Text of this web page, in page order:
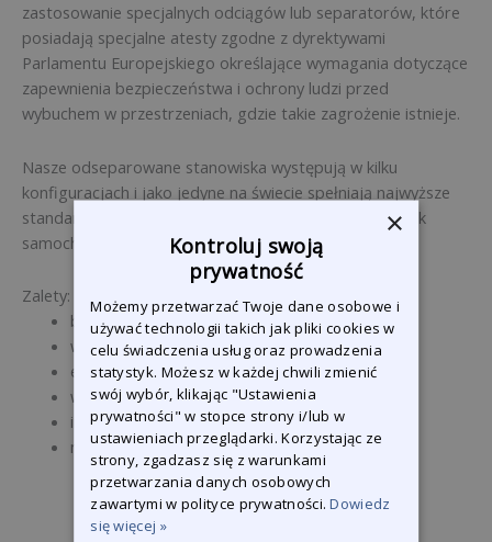
zastosowanie specjalnych odciągów lub separatorów, które
posiadają specjalne atesty zgodne z dyrektywami
Parlamentu Europejskiego określające wymagania dotyczące
zapewnienia bezpieczeństwa i ochrony ludzi przed
wybuchem w przestrzeniach, gdzie takie zagrożenie istnieje.
Nasze odseparowane stanowiska występują w kilku
konfiguracjach i jako jedyne na świecie spełniają najwyższe
standardy i wymogi bezpieczeństwa dla różnych marek
samochodów elektrycznych.
Zalety:
bezpieczeństwo pracy
wydajność i oszczędność pracy
efektywność energetyczna
wysoka jakość komponentów
indywidualny projekt
nowoczesny wygląd
×
Kontroluj swoją
prywatność
Możemy przetwarzać Twoje dane osobowe i
używać technologii takich jak pliki cookies w
celu świadczenia usług oraz prowadzenia
statystyk. Możesz w każdej chwili zmienić
swój wybór, klikając "Ustawienia
prywatności" w stopce strony i/lub w
ustawieniach przeglądarki. Korzystając ze
strony, zgadzasz się z warunkami
przetwarzania danych osobowych
zawartymi w polityce prywatności.Dowiedz
się więcej »